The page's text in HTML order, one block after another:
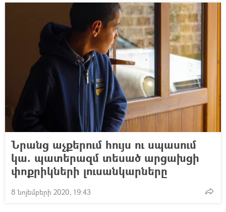
Նրանց աչքերում հույս ու սպասում
կա. պատերազմ տեսած արցախցի
փոքրիկների լուսանկարները
8 նոյեմբերի 2020, 19:43